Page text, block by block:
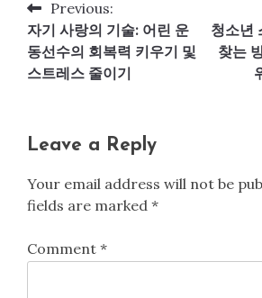
Post
navigation
Previous:
자기 사랑의 기술: 어린 운
동선수의 회복력 키우기 및
스트레스 줄이기
청소년
찾는
Leave a Reply
Your email address will not be
fields are marked *
Comment *